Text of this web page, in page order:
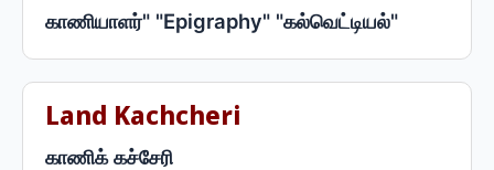
காணியாளர்" "Epigraphy" "கல்வெட்டியல்"
Land Kachcheri
காணிக் கச்சேரி